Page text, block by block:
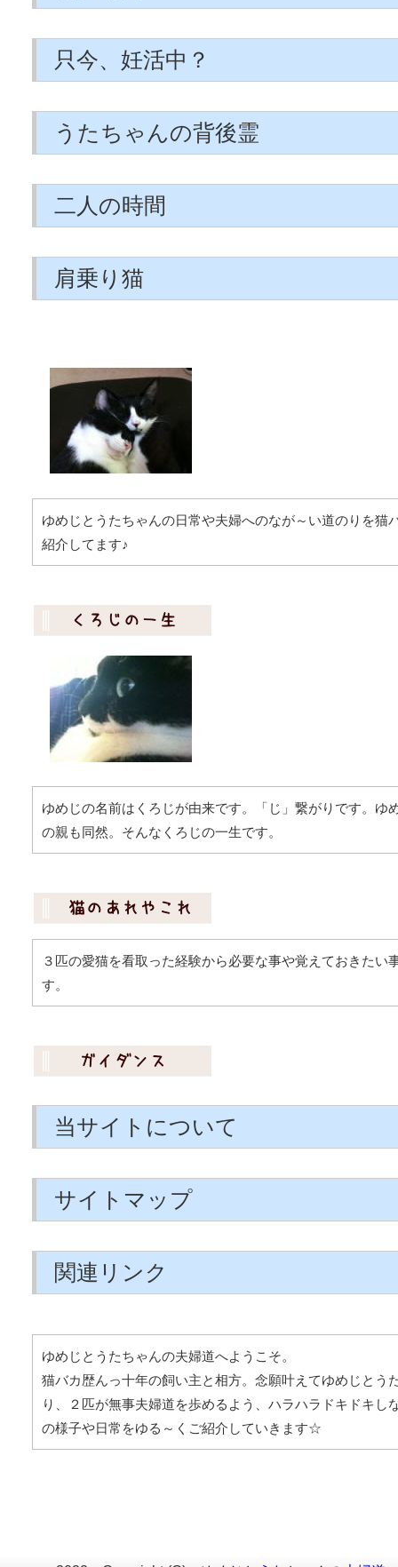
只今、妊活中？
うたちゃんの背後霊
二人の時間
肩乗り猫
ゆめじとうたちゃんの日常や夫婦へのなが～い道のりを猫
紹介してます♪
ゆめじの名前はくろじが由来です。「じ」繋がりです。ゆ
の親も同然。そんなくろじの一生です。
３匹の愛猫を看取った経験から必要な事や覚えておきたい
す。
当サイトについて
サイトマップ
関連リンク
ゆめじとうたちゃんの夫婦道へようこそ。
猫バカ歴んっ十年の飼い主と相方。念願叶えてゆめじとう
り、２匹が無事夫婦道を歩めるよう、ハラハラドキドキ
の様子や日常をゆる～くご紹介していきます☆